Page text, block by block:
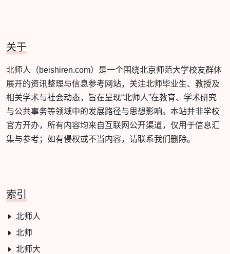
关于
北师人（beishiren.com）是一个围绕北京师范大学校友群体
展开的资讯整理与信息参考网站，关注北师毕业生、教授及
相关学术与社会动态，旨在呈现“北师人”在教育、学术研究
与公共事务等领域中的发展路径与思想影响。本站并非学校
官方开办，所有内容均来自互联网公开渠道，仅用于信息汇
集与参考；如有侵权或不当内容，请联系我们删除。
索引
北师人
北师
北师大